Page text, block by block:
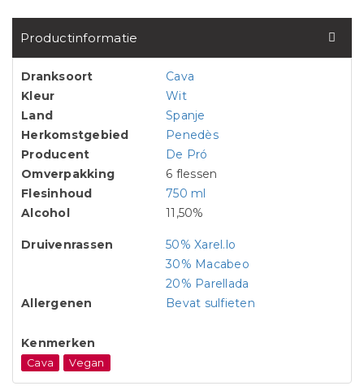
Productinformatie
Dranksoort
Cava
Kleur
Wit
Land
Spanje
Herkomstgebied
Penedès
Producent
De Pró
Omverpakking
6 flessen
Flesinhoud
750 ml
Alcohol
11,50%
Druivenrassen
50% Xarel.lo
30% Macabeo
20% Parellada
Allergenen
Bevat sulfieten
Kenmerken
Cava Vegan